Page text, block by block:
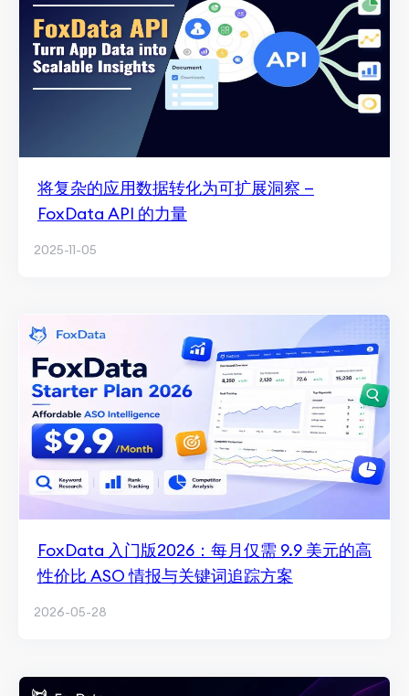
将复杂的应用数据转化为可扩展洞察 —
FoxData API 的力量
2025-11-05
FoxData 入门版2026：每月仅需 9.9 美元的高
性价比 ASO 情报与关键词追踪方案
2026-05-28